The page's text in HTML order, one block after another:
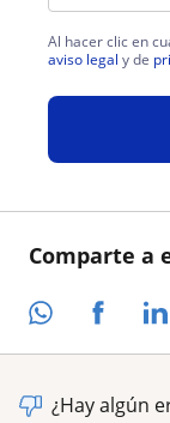
Comparte a
Al hacer clic en
aviso legal y de
¿Hay algún